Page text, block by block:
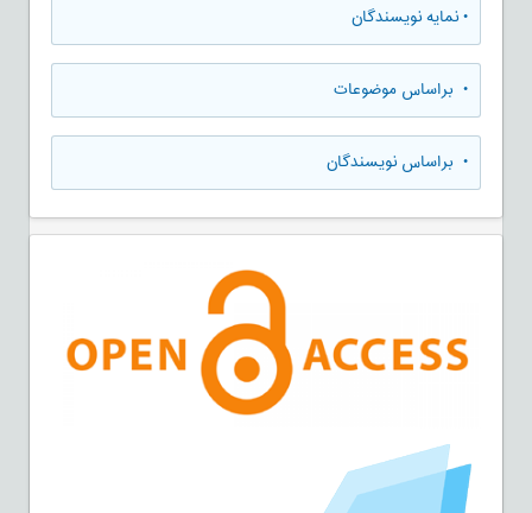
•نمایه نویسندگان
• براساس موضوعات
• براساس نویسندگان